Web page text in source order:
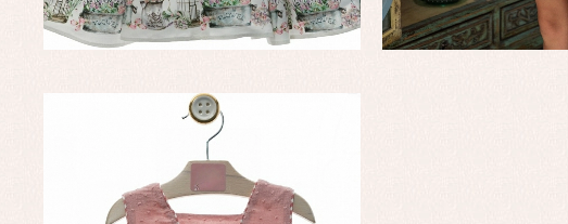
Peleles y ranitas
Conjuntos
Faldones de bebé
Conjuntos
Peleles y ranitas